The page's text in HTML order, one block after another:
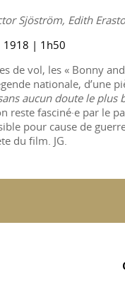
Sjöström, Edith
1918 | 1h50
de vol, les « Bonny
nationale, d’une
aucun doute le plus
reste fasciné·e par le
pour cause de
du film. JG.